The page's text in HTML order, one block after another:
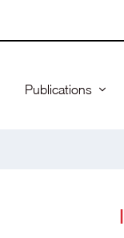
Publications